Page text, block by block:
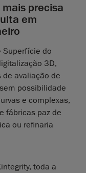
precisa
em
Superfície do
3D,
avaliação de
possibilidade
e complexas,
fábricas paz de
ou refinaria
toda a